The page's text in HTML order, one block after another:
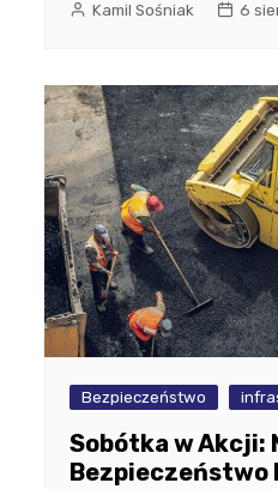
Kamil Sośniak 6
Bezpieczeństwo
Sobótka w Akcji:
Bezpieczeństwo